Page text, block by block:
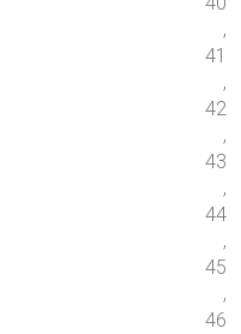
,
41
,
42
,
43
,
44
,
45
,
46